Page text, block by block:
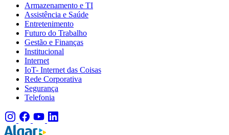
Armazenamento e TI
Assistência e Saúde
Entretenimento
Futuro do Trabalho
Gestão e Finanças
Institucional
Internet
IoT- Internet das Coisas
Rede Corporativa
Segurança
Telefonia